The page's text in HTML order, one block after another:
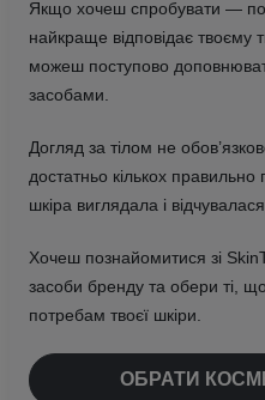
Якщо хочеш спробувати —
найкраще відповідає твоєму
можеш поступово
засобами.
Догляд за тілом не
достатньо кількох правильно
шкіра виглядала і
Хочеш познайомитися зі
засоби бренду та обери ті,
потребам твоєї шкіри.
ОБРАТИ